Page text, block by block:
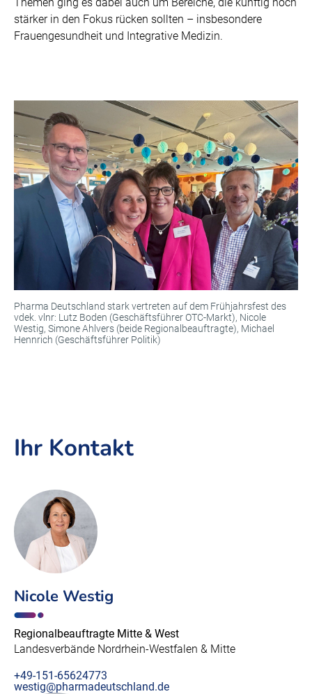
stärker in den Fokus rücken sollten – insbesondere
Frauengesundheit und Integrative Medizin.
Pharma Deutschland stark vertreten auf dem Frühjahrsfest des
vdek. vlnr: Lutz Boden (Geschäftsführer OTC-Markt), Nicole
Westig, Simone Ahlvers (beide Regionalbeauftragte), Michael
Hennrich (Geschäftsführer Politik)
Ihr Kontakt
Nicole Westig
Regionalbeauftragte Mitte & West
Landesverbände Nordrhein-Westfalen & Mitte
+49-151-65624773
westig@pharmadeutschland.de